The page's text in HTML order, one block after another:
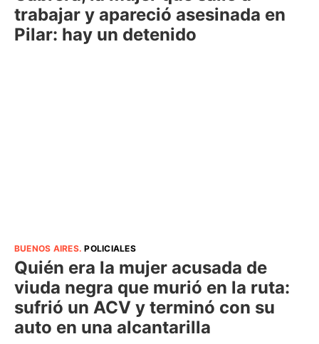
trabajar y apareció asesinada en
Pilar: hay un detenido
BUENOS AIRES.POLICIALES
Quién era la mujer acusada de
viuda negra que murió en la ruta:
sufrió un ACV y terminó con su
auto en una alcantarilla